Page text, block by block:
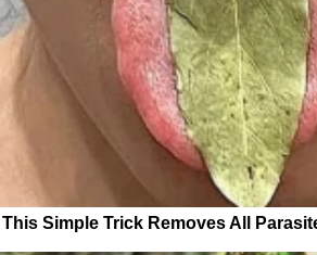
This Simple Trick Removes All